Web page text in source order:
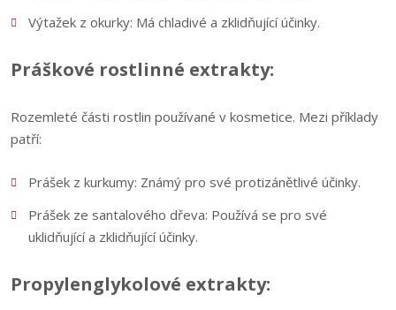
Výtažek z okurky: Má chladivé a zklidňující účinky.
Práškové rostlinné extrakty:
Rozemleté části rostlin používané v kosmetice. Mezi příklady
patří:
Prášek z kurkumy: Známý pro své protizánětlivé účinky.
Prášek ze santalového dřeva: Používá se pro své
uklidňující a zklidňující účinky.
Propylenglykolové extrakty: